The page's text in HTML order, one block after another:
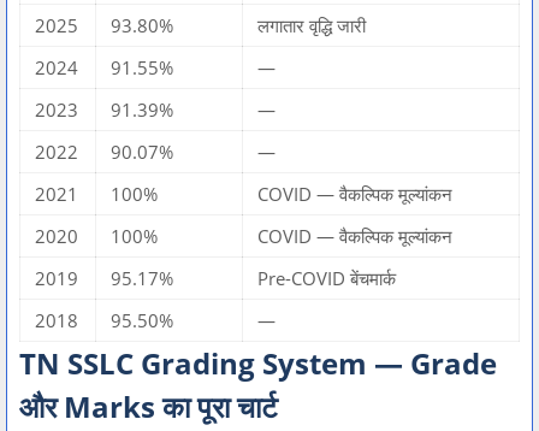
2025
93.80%
लगातार वृद्धि जारी
2024
91.55%
—
2023
91.39%
—
2022
90.07%
—
2021
100%
COVID — वैकल्पिक मूल्यांकन
2020
100%
COVID — वैकल्पिक मूल्यांकन
2019
95.17%
Pre-COVID बेंचमार्क
2018
95.50% —
TN SSLC Grading System — Grade
और Marks का पूरा चार्ट